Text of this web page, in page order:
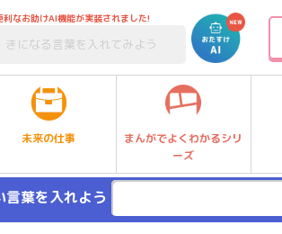
利なお助けAI機能が実装されました!
未来の仕事
まんがでよくわかるシリ
ーズ
葉を入れよう